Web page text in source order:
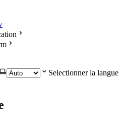
Selectionner la langue